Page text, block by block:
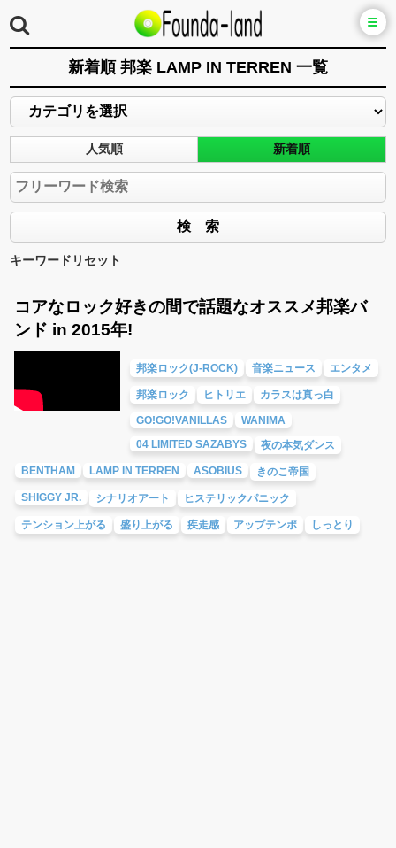
新着順 邦楽 LAMP IN TERREN 一覧
人気順 新着順
キーワードリセット
コアなロック好きの間で話題なオススメ邦楽バ
ンド in 2015年!
邦楽ロック(J-ROCK) 音楽ニュース エンタメ
邦楽ロック ヒトリエ カラスは真っ白
GO!GO!VANILLAS
WANIMA
04 LIMITED SAZABYS
夜の本気ダンス
BENTHAM LAMP IN TERREN ASOBIUS きのこ帝国
SHIGGY JR. シナリオアート ヒステリックパニック
テンション上がる 盛り上がる 疾走感 アップテンポ しっとり